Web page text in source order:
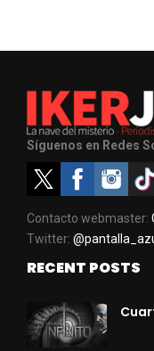
Síguenos en Redes
Contacto webmaster:
Twitter:
RECENT POSTS